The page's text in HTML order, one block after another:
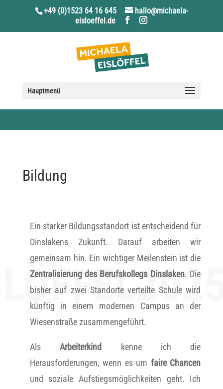
+49 (0)1523 64 16 645
hallo@michaela-
eisloeffel.de
Hauptmenü
Bildung
Ein starker Bildungsstandort ist entscheidend für
Dinslakens Zukunft. Darauf arbeiten wir
gemeinsam hin. Ein wichtiger Meilenstein ist die
Zentralisierung des Berufskollegs Dinslaken. Die
bisher auf zwei Standorte verteilte Schule wird
künftig in einem modernen Campus an der
Wiesenstraße zusammengeführt.
AlsArbeiterkind
kenne ich die
Herausforderungen, wenn es um faire Chancen
und soziale Aufstiegsmöglichkeiten geht. Ich